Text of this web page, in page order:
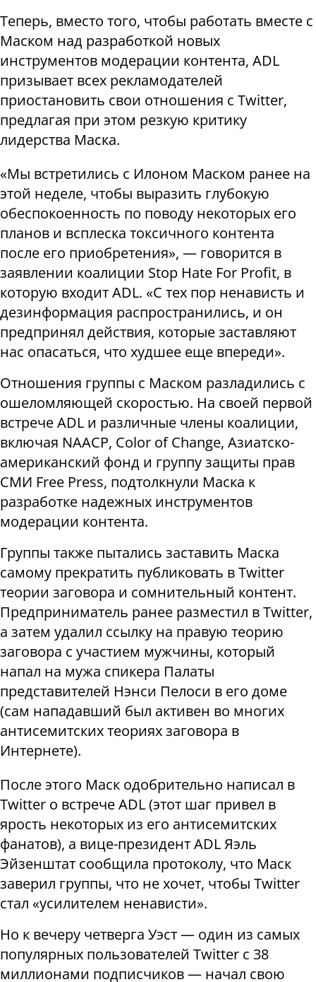
Теперь, вместо того, чтобы работать вместе с
Маском над разработкой новых
инструментов модерации контента, ADL
призывает всех рекламодателей
приостановить свои отношения с Twitter,
предлагая при этом резкую критику
лидерства Маска.
«Мы встретились с Илоном Маском ранее на
этой неделе, чтобы выразить глубокую
обеспокоенность по поводу некоторых его
планов и всплеска токсичного контента
после его приобретения», — говорится в
заявлении коалиции Stop Hate For Profit, в
которую входит ADL. «С тех пор ненависть и
дезинформация распространились, и он
предпринял действия, которые заставляют
нас опасаться, что худшее еще впереди».
Отношения группы с Маском разладились с
ошеломляющей скоростью. На своей первой
встрече ADL и различные члены коалиции,
включая NAACP, Color of Change, Азиатско-
американский фонд и группу защиты прав
СМИ Free Press, подтолкнули Маска к
разработке надежных инструментов
модерации контента.
Группы также пытались заставить Маска
самому прекратить публиковать в Тwitter
теории заговора и сомнительный контент.
Предприниматель ранее разместил в Тwitter,
а затем удалил ссылку на правую теорию
заговора с участием мужчины, который
напал на мужа спикера Палаты
представителей Нэнси Пелоси в его доме
(сам нападавший был активен во многих
антисемитских теориях заговора в
Интернете).
После этого Маск одобрительно написал в
Тwitter о встрече ADL (этот шаг привел в
ярость некоторых из его антисемитских
фанатов), а вице-президент ADL Яэль
Эйзенштат сообщила протоколу, что Маск
заверил группы, что не хочет, чтобы Twitter
стал «усилителем ненависти».
Но к вечеру четверга Уэст — один из самых
популярных пользователей Twitter с 38
миллионами подписчиков — начал свою